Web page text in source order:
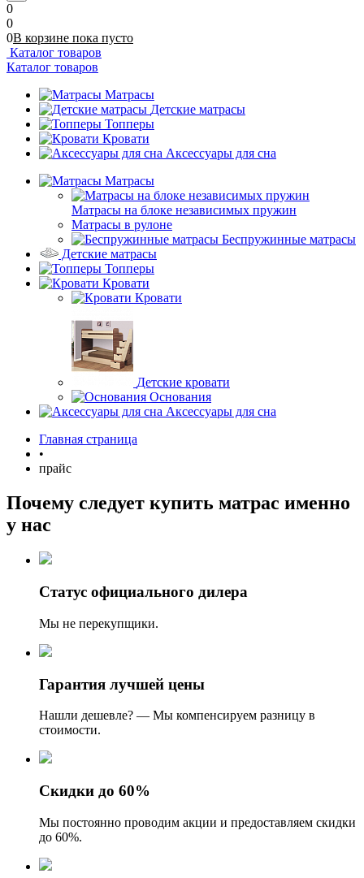
0
0
0В корзине пока пусто
Каталог товаров
Каталог товаров
Матрасы
Детские матрасы
Топперы
Кровати
Аксессуары для сна
Матрасы
Матрасы на блоке независимых пружин
Матрасы в рулоне
Беспружинные матраcы
Детские матрасы
Топперы
Кровати
Кровати
Детские кровати
Основания
Аксессуары для сна
Главная страница
•
прайс
Почему следует купить матрас именно
у нас
Статус официального дилера
Мы не перекупщики.
Гарантия лучшей цены
Нашли дешевле? — Мы компенсируем разницу в
стоимости.
Скидки до 60%
Мы постоянно проводим акции и предоставляем скидки
до 60%.